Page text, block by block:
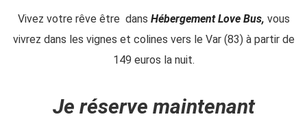
Vivez votre rêve être dans Hébergement Love Bus, vous
vivrez dans les vignes et colines vers le Var (83) à partir de
149 euros la nuit.
Je réserve maintenant